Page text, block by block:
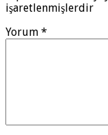
işaretlenmişlerdir
Yorum *